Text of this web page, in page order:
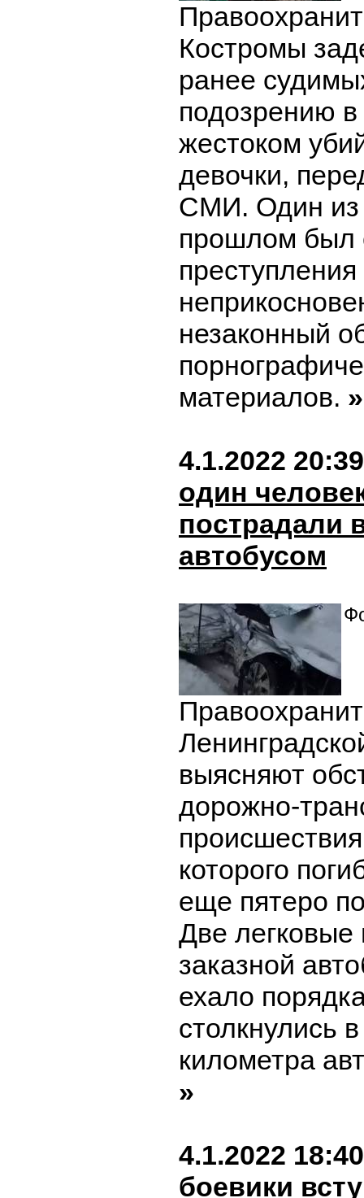
Костромы
ранее
подозрению
жестоком
девочки,
СМИ. Один из
прошлом был
незаконный
материалов. »
4.1.2022 20:39
один
пострадали
автобусом
выясняют
дорожно-
которого
еще пятеро
Две
заказной
ехало
столкнулись
километра
»
4.1.2022 18:40
боевики